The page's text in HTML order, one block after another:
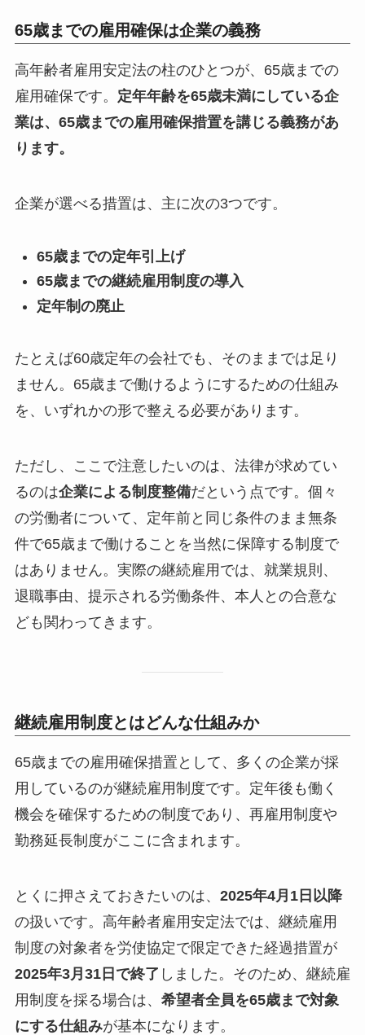
65歳までの雇用確保は企業の義務
高年齢者雇用安定法の柱のひとつが、65歳までの
雇用確保です。 定年年齢を65歳未満にしている企
業は、65歳までの雇用確保措置を講じる義務があ
ります。
企業が選べる措置は、主に次の3つです。
65歳までの定年引上げ
65歳までの継続雇用制度の導入
定年制の廃止
たとえば60歳定年の会社でも、そのままでは足り
ません。65歳まで働けるようにするための仕組み
を、いずれかの形で整える必要があります。
ただし、ここで注意したいのは、法律が求めてい
るのは企業による制度整備だという点です。個々
の労働者について、定年前と同じ条件のまま無条
件で65歳まで働けることを当然に保障する制度で
はありません。実際の継続雇用では、就業規則、
退職事由、提示される労働条件、本人との合意な
ども関わってきます。
継続雇用制度とはどんな仕組みか
65歳までの雇用確保措置として、多くの企業が採
用しているのが継続雇用制度です。定年後も働く
機会を確保するための制度であり、再雇用制度や
勤務延長制度がここに含まれます。
とくに押さえておきたいのは、 2025年4月1日以降
の扱いです。高年齢者雇用安定法では、継続雇用
制度の対象者を労使協定で限定できた経過措置が
2025年3月31日で終了 しました。そのため、継続雇
用制度を採る場合は、 希望者全員を65歳まで対象
にする仕組みが基本になります。